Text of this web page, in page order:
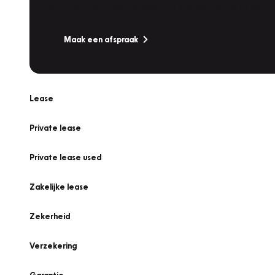
Maak een afspraak
Lease
Private lease
Private lease used
Zakelijke lease
Zekerheid
Verzekering